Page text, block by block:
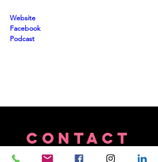
Website
Facebook
Podcast
CONTACT
US